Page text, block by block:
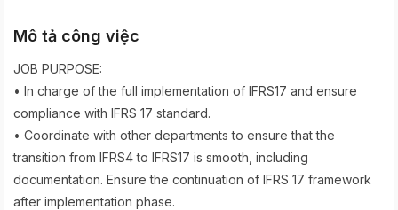
Mô tả công việc
JOB PURPOSE:
• In charge of the full implementation of IFRS17 and ensure
compliance with IFRS 17 standard.
• Coordinate with other departments to ensure that the
transition from IFRS4 to IFRS17 is smooth, including
documentation. Ensure the continuation of IFRS 17 framework
after implementation phase.